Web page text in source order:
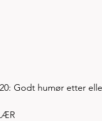
Godt humør etter